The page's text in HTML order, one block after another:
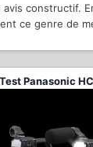
avis constructif.
ce genre de
Test Panasonic